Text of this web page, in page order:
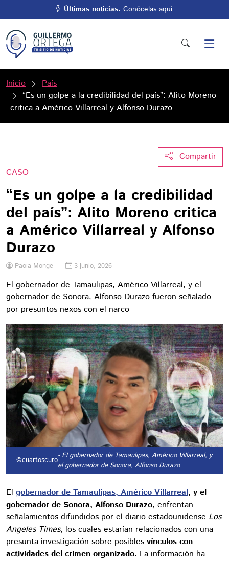
Últimas noticias. Conócelas aquí.
Inicio
País
“Es un golpe a la credibilidad del país”: Alito Moreno
critica a Américo Villarreal y Alfonso Durazo
Compartir
CASO
“Es un golpe a la credibilidad
del país”: Alito Moreno critica
a Américo Villarreal y Alfonso
Durazo
Paola Monge 3 junio, 2026
El gobernador de Tamaulipas, Américo Villarreal, y el
gobernador de Sonora, Alfonso Durazo fueron señalado
por presuntos nexos con el narco
©cuartoscuro- El gobernador de Tamaulipas, Américo Villarreal, y
el gobernador de Sonora, Alfonso Durazo
El gobernador de Tamaulipas, Américo Villarreal, y el
gobernador de Sonora, Alfonso Durazo, enfrentan
señalamientos difundidos por el diario estadounidense Los
Angeles Times, los cuales estarían relacionados con una
presunta investigación sobre posibles vínculos con
actividades del crimen organizado. La información ha